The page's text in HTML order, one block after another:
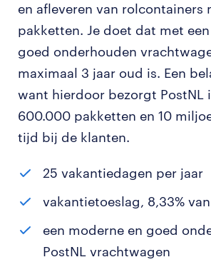
en afleveren van rolcontainers
pakketten. Je doet dat met
goed onderhouden
maximaal 3 jaar oud is. Een
want hierdoor bezorgt PostNL
600.000 pakketten en 10
tijd bij de klanten.
25 vakantiedagen per jaar
vakantietoeslag, 8,33%
een moderne en goed
PostNL vrachtwagen